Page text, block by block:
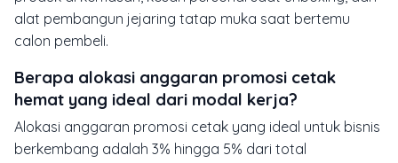
alat pembangun jejaring tatap muka saat bertemu
calon pembeli.
Berapa alokasi anggaran promosi cetak
hemat yang ideal dari modal kerja?
Alokasi anggaran promosi cetak yang ideal untuk bisnis
berkembang adalah 3% hingga 5% dari total